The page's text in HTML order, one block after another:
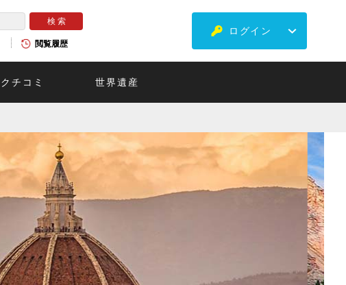
閲覧履歴
ログイン
クチコミ 世界遺産